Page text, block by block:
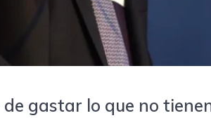
de gastar lo que no